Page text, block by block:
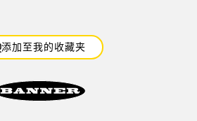
添加至我的收藏夹